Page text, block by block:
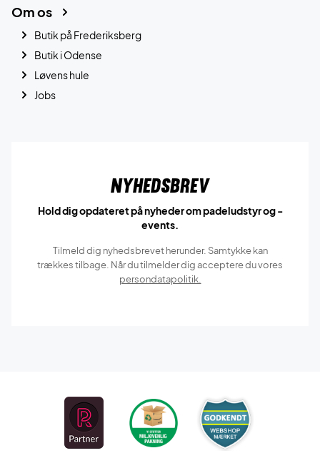
Om os
Butik på Frederiksberg
Butik i Odense
Løvens hule
Jobs
Nyhedsbrev
Hold dig opdateret på nyheder om padeludstyr og -
events.
Tilmeld dig nyhedsbrevet herunder. Samtykke kan
trækkes tilbage. Når du tilmelder dig acceptere du vores
persondatapolitik.